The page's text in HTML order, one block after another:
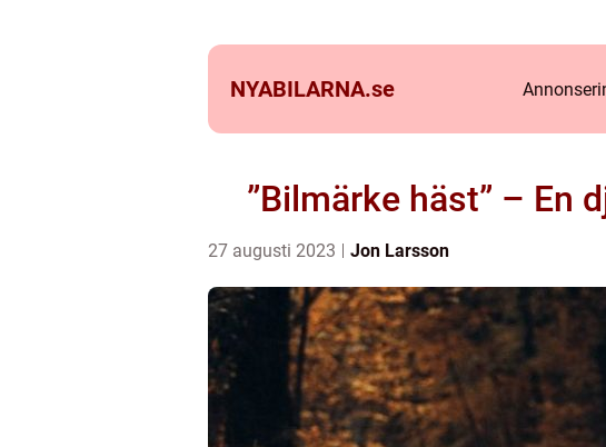
NYABILARNA.se
”Bilmärke häst” – En
27 augusti 2023 Jon Larsson